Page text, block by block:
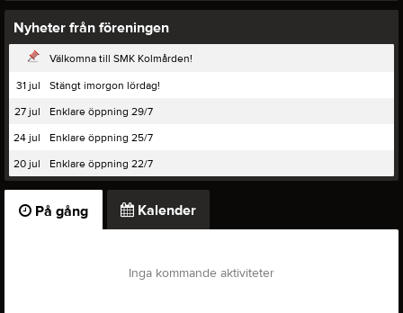
Nyheter från föreningen
Välkomna till SMK Kolmården!
31 jul
Stängt imorgon lördag!
27 jul
Enklare öppning 29/7
24 jul
Enklare öppning 25/7
20 jul
Enklare öppning 22/7
På gång Kalender
Inga kommande aktiviteter